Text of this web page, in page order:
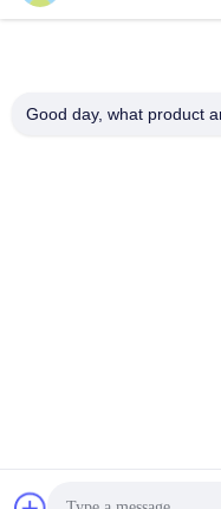
fournisseur. 2018-2026
Good day, what product